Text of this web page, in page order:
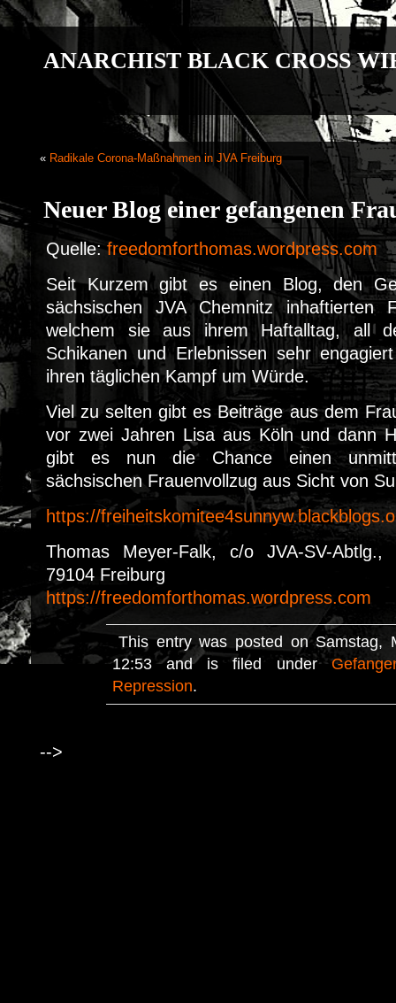
ANARCHIST BLACK CROSS
« Radikale Corona-Maßnahmen in JVA Freiburg
Neuer Blog einer gefangenen
Quelle:freedomforthomas.wordpress.com
Seit Kurzem gibt es einen Blog, den
sächsischen JVA Chemnitz inhaftierten
welchem sie aus ihrem Haftalltag, all
Schikanen und Erlebnissen sehr
ihren täglichen Kampf um Würde.
Viel zu selten gibt es Beiträge aus dem
vor zwei Jahren Lisa aus Köln und dann
gibt es nun die Chance einen
sächsischen Frauenvollzug aus Sicht von
https://
Thomas Meyer-Falk, c/o JVA-SV-Abtlg.,
79104 Freiburg
https://freedomforthomas.wordpress.com
This entry was posted on Samstag,
12:53 and is filed under
Repression.
-->